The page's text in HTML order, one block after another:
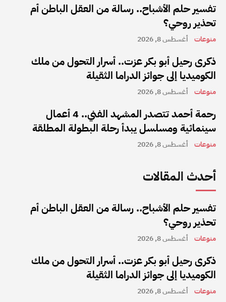
تفسير حلم الأشباح.. رسالة من العقل الباطن أم
تحذير روحي؟
منوعات أغسطس 8, 2026
ذكرى رحيل أبو بكر عزت.. أسرار التحول من ملك
الكوميديا إلى جوائز الدراما الثقيلة
منوعات أغسطس 8, 2026
رحمة أحمد تتصدر المشهد الفني.. 4 أعمال
سينمائية ومسلسل يبدأ رحلة البطولة المطلقة
منوعات أغسطس 8, 2026
أحدث المقالات
تفسير حلم الأشباح.. رسالة من العقل الباطن أم
تحذير روحي؟
منوعات أغسطس 8, 2026
ذكرى رحيل أبو بكر عزت.. أسرار التحول من ملك
الكوميديا إلى جوائز الدراما الثقيلة
منوعات أغسطس 8, 2026